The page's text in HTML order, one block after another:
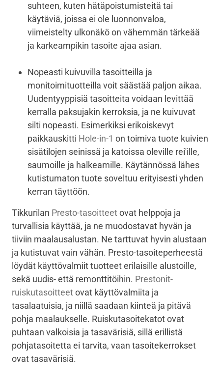
suhteen, kuten hätäpoistumisteitä tai
käytäviä, joissa ei ole luonnonvaloa,
viimeistelty ulkonäkö on vähemmän tärkeää
ja karkeampikin tasoite ajaa asian.
Nopeasti kuivuvilla tasoitteilla ja
monitoimituotteilla voit säästää paljon aikaa.
Uudentyyppisiä tasoitteita voidaan levittää
kerralla paksujakin kerroksia, ja ne kuivuvat
silti nopeasti. Esimerkiksi erikoiskevyt
paikkauskitti Hole-in-1 on toimiva tuote kuivien
sisätilojen seinissä ja katoissa oleville rei'ille,
saumoille ja halkeamille. Käytännössä lähes
kutistumaton tuote soveltuu erityisesti yhden
kerran täyttöön.
Tikkurilan Presto-tasoitteetovat helppoja ja
turvallisia käyttää, ja ne muodostavat hyvän ja
tiiviin maalausalustan. Ne tarttuvat hyvin alustaan
ja kutistuvat vain vähän. Presto-tasoiteperheestä
löydät käyttövalmiit tuotteet erilaisille alustoille,
sekä uudis- että remonttitöihin. Prestonit-
ruiskutasoitteetovat käyttövalmiita ja
tasalaatuisia, ja niillä saadaan kiinteä ja pitävä
pohja maalaukselle. Ruiskutasoitekatot ovat
puhtaan valkoisia ja tasavärisiä, sillä erillistä
pohjatasoitetta ei tarvita, vaan tasoitekerrokset
ovat tasavärisiä.